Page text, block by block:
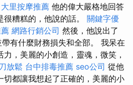
大里按摩推薦 他的偉大嚴格地回答
糟糕的，他說的話。 關鍵字優
網路行銷公司 然後，他說出了
有什麼財務損失和全部。 我呆在
，美麗的小創造，靈魂，微笑，
放鬆 台中排毒推薦 seo公司 從他
切都讓我想起了正確的，美麗的小